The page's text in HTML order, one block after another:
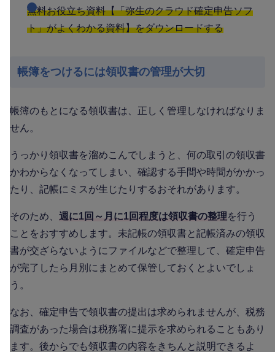
無料お役立ち資料【「弥生のクラウド確定申告ソフ
ト」がよくわかる資料】をダウンロードする
帳簿をつけるには領収書の管理が大切
帳簿のもとになる領収書は、正しく管理しなければなりま
せん。
うっかり領収書を溜めこんでしまうと、何の取引の領収書
かわからなくなってしまい、確認する手間や時間がかかっ
たり、記帳にミスが生じたりするおそれがあります。
そのため、 週に1回～月に1回程度は領収書の整理を行う
ことをおすすめします。未記帳の領収書と記帳済みの領収
書が交ざらないようにファイルなどで整理して、確定申告
が完了したら月別にまとめて保管しておくとよいでしょ
う。
なお、確定申告で領収書の提出は求められませんが、税務
調査があった場合は税務署に提示を求められることもあり
ます。後からでも領収書の内容をきちんと説明できるよ